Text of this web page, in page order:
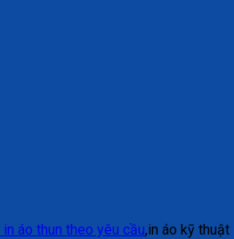
in áo thun theo yêu cầu,in áo kỹ